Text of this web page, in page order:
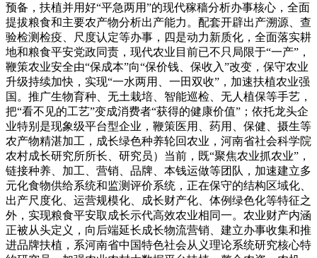
预备，扶植并用好“平急两用”的现代稼穑分析办事核心，全面
提拔粮食和主要农产物分析出产能力。配套开辟出产溯源、查
验检测检疫、尺度认定等办事，四是动力新质化，全面落实耕
地和粮食平安党政同责，现代农业目前已不只局限于“一产”，
鞭策农业安全由“保成本”向“保价钱、保收入”改变，保守农业
升级持续加快，实现“一水两用、一田双收”，加速扶植农业强
国。推广生物育种、无土栽培、智能巡检、无人植保等手艺，
把“看不见的工艺”变成消费者“获得的健康价值”；依托龙头企
业特别是现象级平台型企业，鞭策医用、药用、保健、摄生等
农产物精湛加工，成长绿色种养轮回农业，河南省社会科学院
农村成长研究所所长、研究员）当前，既“聚焦农业抓农业”，
链接种养、加工、营销、品牌、本钱运做等团队，加速建立多
元化食物供给系统和监测评价系统，正在保守的结构区域化、
出产尺度化、运营规模化、成长财产化、体例绿色化等特征之
外，实现粮食平安取成长示代高效农业相同一。农业财产内涵
正被从头定义，向后端延长成长物流营销、建立办事收集和推
进品牌扶植，系河南省中国特色社会从义理论系统研究核心特